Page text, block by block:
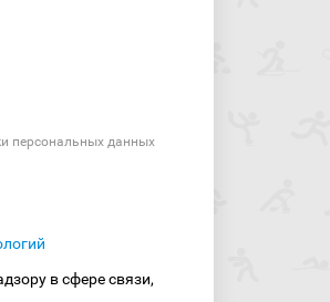
персональных данных
в сфере связи,